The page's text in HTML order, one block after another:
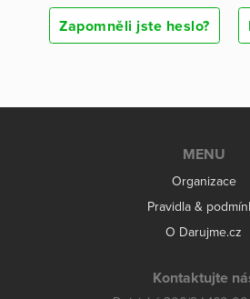
Zapomněli jste heslo?
MENU
Organizace
Pravidla &
O Darujme.cz
Kontaktujte